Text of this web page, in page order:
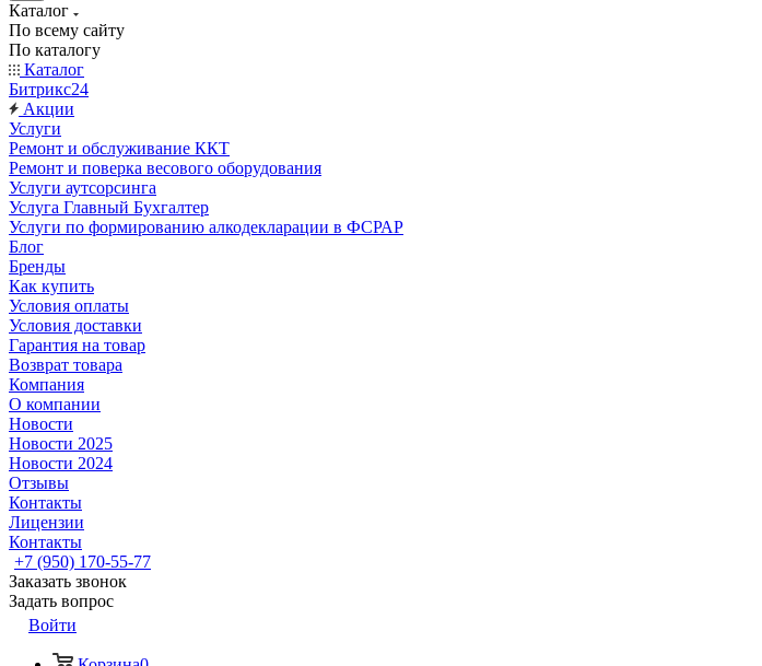
Каталог
По всему сайту
По каталогу
Каталог
Битрикс24
Акции
Услуги
Ремонт и обслуживание ККТ
Ремонт и поверка весового оборудования
Услуги аутсорсинга
Услуга Главный Бухгалтер
Услуги по формированию алкодекларации в ФСРАР
Блог
Бренды
Как купить
Условия оплаты
Условия доставки
Гарантия на товар
Возврат товара
Компания
О компании
Новости
Новости 2025
Новости 2024
Отзывы
Контакты
Лицензии
Контакты
+7 (950) 170-55-77
Заказать звонок
Задать вопрос
Войти